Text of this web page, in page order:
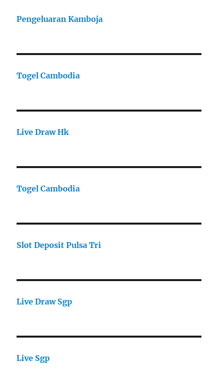
Pengeluaran Kamboja
Togel Cambodia
Live Draw Hk
Togel Cambodia
Slot Deposit Pulsa Tri
Live Draw Sgp
Live Sgp